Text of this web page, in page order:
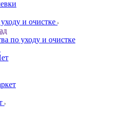
и очистке
по уходу и очистке